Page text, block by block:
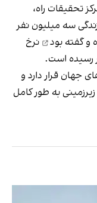
تحقیقات راه،
۲۸ شهریور از زندگی سه میلیون نفر
و گفته بود
نرخ
جهان قرار دارد و
به طور کامل